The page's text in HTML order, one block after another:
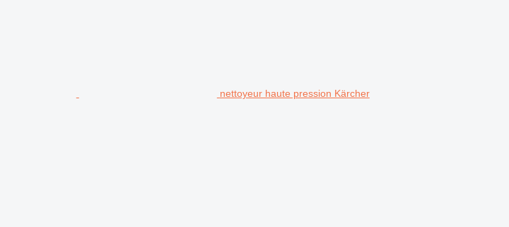
nettoyeur haute pression Kärcher